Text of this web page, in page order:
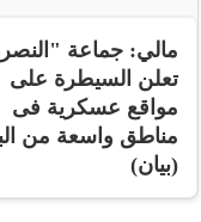
مالي: جماعة
تعلن السيطرة على
مواقع عسكرية فى
مناطق واسعة من
(بيان)